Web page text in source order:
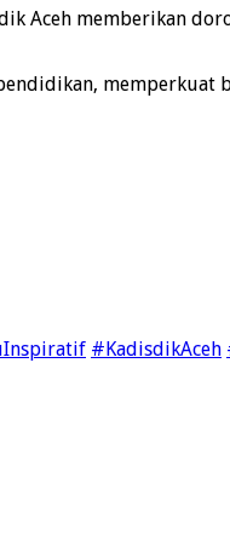
Aceh memberikan
#KadisdikAceh